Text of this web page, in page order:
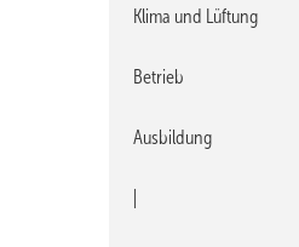
Klima und Lüftung
Betrieb
Ausbildung